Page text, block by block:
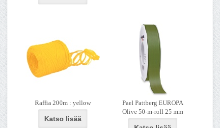
Raffia 200m : yellow
Katso lisää
Pael Pattberg EUROPA
Olive 50-m-roll 25 mm